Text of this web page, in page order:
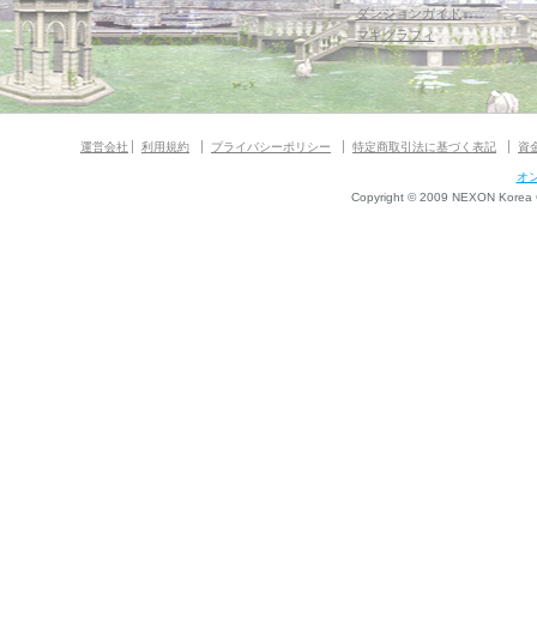
ダンジョンガイド
マギグラフィ
運営会社 利用規約 プライバシーポリシー 特定商取引法に基づく表記 資
オ
Copyright © 2009 NEXON Korea